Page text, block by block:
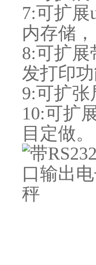
7:可扩
内存储
8:可扩展
发打印
9:可扩
10:可扩
目定做。